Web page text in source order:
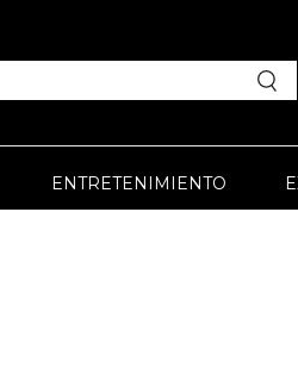
ENTRETENIMIENTO